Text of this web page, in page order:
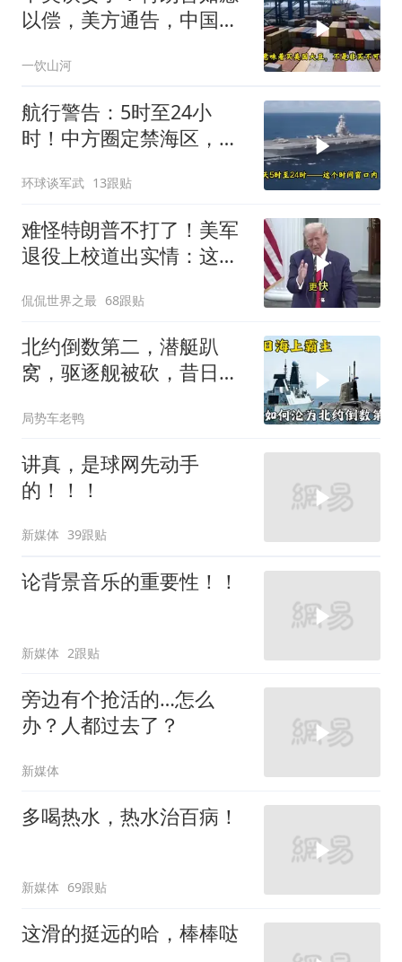
以偿，美方通告，中国增
一饮山河
航行警告：5时至24小
时！中方圈定禁海区，美
权已定
环球谈军武 13跟贴
难怪特朗普不打了！美军
退役上校道出实情：这场
侃侃世界之最 68跟贴
北约倒数第二，潜艇趴
窝，驱逐舰被砍，昔日的
局势车老鸭
讲真，是球网先动手
的！！！
新媒体 39跟贴
论背景音乐的重要性！！
新媒体 2跟贴
旁边有个抢活的…怎么
办？人都过去了？
新媒体
多喝热水，热水治百病！
新媒体 69跟贴
这滑的挺远的哈，棒棒哒